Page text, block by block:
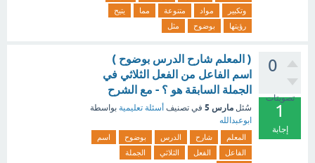
وتكبير
مواد متنوعة مما
يتيح
رؤيتها
بوضوح مثل
0
تصويتات
1
إجابة
( المعلم شارح الدرس بوضوح )
اسم الفاعل من الفعل الثلاثي في
الجملة السابقة هو ؟ - مع الشرح
سُئل مارس 5 في تصنيف أسئلة تعليمية بواسطة
ابوعبدالله
المعلم شارح الدرس بوضوح
اسم
الفاعل
الفعل الثلاثي
الجملة